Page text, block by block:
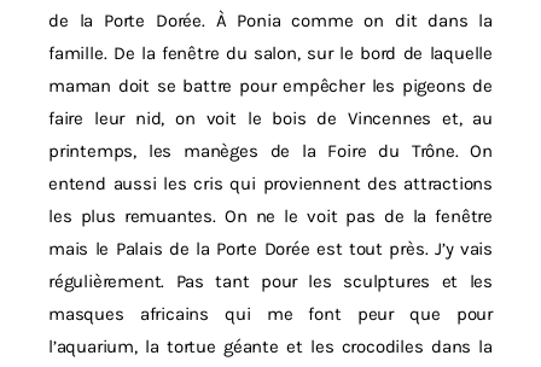
de la Porte Dorée. À Ponia comme on dit dans la
famille. De la fenêtre du salon, sur le bord de laquelle
maman doit se battre pour empêcher les pigeons de
faire leur nid, on voit le bois de Vincennes et, au
printemps, les manèges de la Foire du Trône. On
entend aussi les cris qui proviennent des attractions
les plus remuantes. On ne le voit pas de la fenêtre
mais le Palais de la Porte Dorée est tout près. J’y vais
régulièrement. Pas tant pour les sculptures et les
masques africains qui me font peur que pour
l’aquarium, la tortue géante et les crocodiles dans la